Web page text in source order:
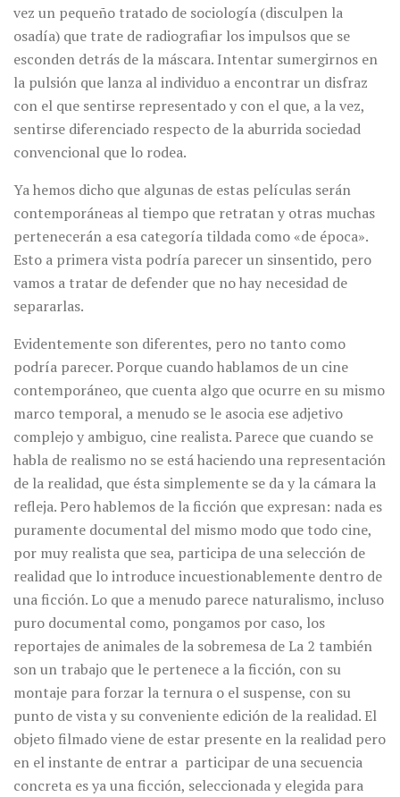
vez un pequeño tratado de sociología (disculpen la
osadía) que trate de radiografiar los impulsos que se
esconden detrás de la máscara. Intentar sumergirnos en
la pulsión que lanza al individuo a encontrar un disfraz
con el que sentirse representado y con el que, a la vez,
sentirse diferenciado respecto de la aburrida sociedad
convencional que lo rodea.
Ya hemos dicho que algunas de estas películas serán
contemporáneas al tiempo que retratan y otras muchas
pertenecerán a esa categoría tildada como «de época».
Esto a primera vista podría parecer un sinsentido, pero
vamos a tratar de defender que no hay necesidad de
separarlas.
Evidentemente son diferentes, pero no tanto como
podría parecer. Porque cuando hablamos de un cine
contemporáneo, que cuenta algo que ocurre en su mismo
marco temporal, a menudo se le asocia ese adjetivo
complejo y ambiguo, cine realista. Parece que cuando se
habla de realismo no se está haciendo una representación
de la realidad, que ésta simplemente se da y la cámara la
refleja. Pero hablemos de la ficción que expresan: nada es
puramente documental del mismo modo que todo cine,
por muy realista que sea, participa de una selección de
realidad que lo introduce incuestionablemente dentro de
una ficción. Lo que a menudo parece naturalismo, incluso
puro documental como, pongamos por caso, los
reportajes de animales de la sobremesa de La 2 también
son un trabajo que le pertenece a la ficción, con su
montaje para forzar la ternura o el suspense, con su
punto de vista y su conveniente edición de la realidad. El
objeto filmado viene de estar presente en la realidad pero
en el instante de entrar a participar de una secuencia
concreta es ya una ficción, seleccionada y elegida para